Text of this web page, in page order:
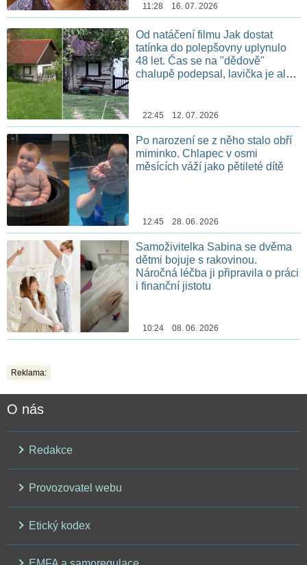
11:28 16. 07. 2026
Od natáčení filmu Jak dostat
tatínka do polepšovny uplynulo
48 let. Čas se na "dědově"
chalupě podepsal, lavička je ale
22:45 12. 07. 2026
Po narození se z něho stalo obří
miminko. Chlapec v osmi
měsících váží jako pětileté dítě
12:45 28. 06. 2026
Samoživitelka Sabina se dvěma
dětmi bojuje s rakovinou.
Náročná léčba ji připravila o práci
i finanční jistotu
10:24 08. 06. 2026
Reklama:
O nás
Redakce
Provozovatel webu
Etický kodex